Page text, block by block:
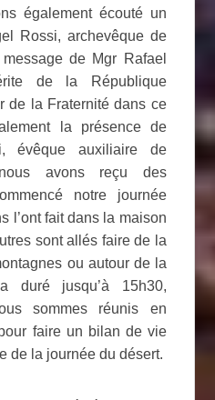
également écouté un
Rossi, archevêque de
de Mgr Rafael
de la République
de la Fraternité dans ce
la présence de
évêque auxiliaire de
avons reçu des
notre journée
l’ont fait dans la maison
sont allés faire de la
ou autour de la
duré jusqu’à 15h30,
sommes réunis en
faire un bilan de vie
de la journée du désert.